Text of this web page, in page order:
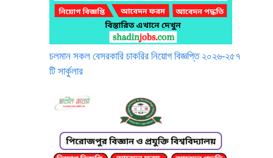
চলমান সকল বেসরকারি চাকরির নিয়োগ বিজ্ঞপ্তি ২০২৬-২৫৭
টি সার্কুলার